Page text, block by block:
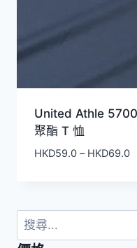
United Athle
聚酯 T 恤
HKD59.0 – HKD69.0價
搜
尋